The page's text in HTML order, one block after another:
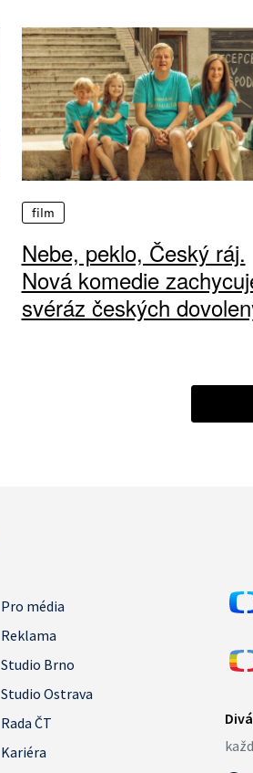
film
Nebe, peklo, Český ráj.
Nová komedie
svéráz českých
Pro média
Reklama
Studio Brno
Studio Ostrava
Rada ČT
Kariéra